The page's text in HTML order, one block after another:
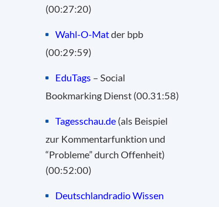
(00:27:20)
Wahl-O-Matder bpb
(00:29:59)
EduTags – Social
Bookmarking Dienst (00.31:58)
Tagesschau.de (als Beispiel
zur Kommentarfunktion und
“Probleme” durch Offenheit)
(00:52:00)
Deutschlandradio Wissen